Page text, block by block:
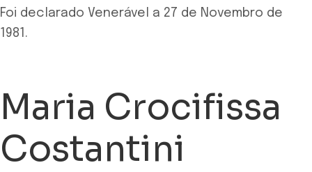
Foi declarado Venerável a 27 de Novembro de
1981.
Maria Crocifissa
Costantini